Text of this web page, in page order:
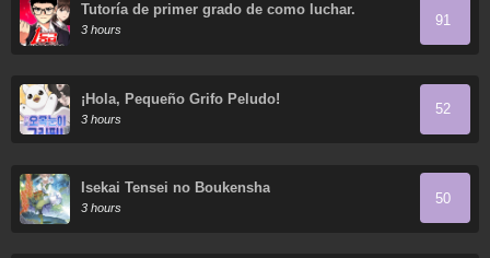
Tutoría de primer grado de como luchar.
3 hours
91
¡Hola, Pequeño Grifo Peludo!
3 hours
52
Isekai Tensei no Boukensha
3 hours
50